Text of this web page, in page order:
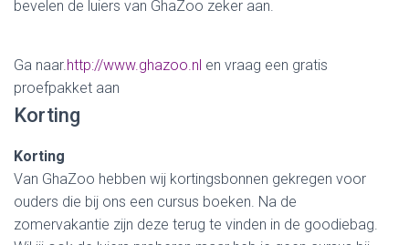
bevelen de luiers van GhaZoo zeker aan.
Ga naar.http://www.ghazoo.nl en vraag een gratis
proefpakket aan
Korting
Korting
Van GhaZoo hebben wij kortingsbonnen gekregen voor
ouders die bij ons een cursus boeken. Na de
zomervakantie zijn deze terug te vinden in de goodiebag.